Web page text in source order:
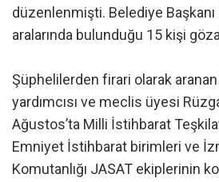
düzenlenmişti. Belediye Başkanı
aralarında bulunduğu 15 kişi
Şüphelilerden firari olarak
yardımcısı ve meclis üyesi
Ağustos’ta Milli İstihbarat
Emniyet İstihbarat birimleri ve
Komutanlığı JASAT ekiplerinin